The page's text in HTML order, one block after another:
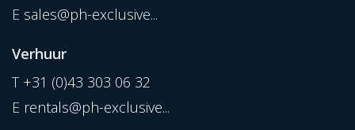
E sales@ph-exclusive...
Verhuur
T +31 (0)43 303 06 32
E rentals@ph-exclusive...